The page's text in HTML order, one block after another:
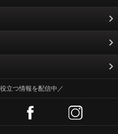
立つ情報を配信中／